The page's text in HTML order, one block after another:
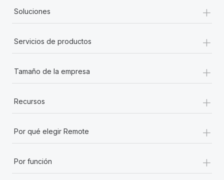
Soluciones +
Servicios de productos +
Tamaño de la empresa +
Recursos +
Por qué elegir Remote +
Por función +